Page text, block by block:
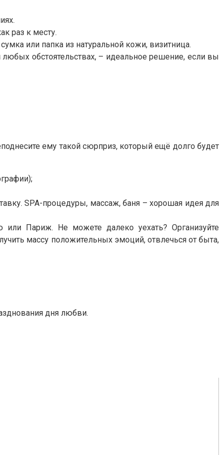
раз к месту.
или папка из натуральной кожи, визитница.
любых обстоятельствах, – идеальное решение, если вы
ему такой сюрприз, который ещё долго будет
SPA-процедуры, массаж, баня – хорошая идея для
или Париж. Не можете далеко уехать? Организуйте
массу положительных эмоций, отвлечься от быта,
дня любви.